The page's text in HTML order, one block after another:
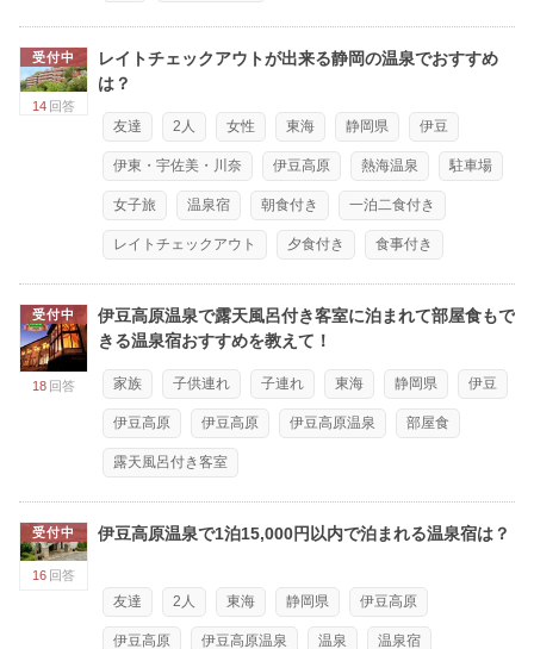
受付中
14 回答
レイトチェックアウトが出来る静岡の温泉でおすすめ
は？
友達 2人 女性 東海 静岡県 伊豆
伊東・宇佐美・川奈 伊豆高原 熱海温泉 駐車場
女子旅 温泉宿 朝食付き 一泊二食付き
レイトチェックアウト 夕食付き 食事付き
受付中
18 回答
伊豆高原温泉で露天風呂付き客室に泊まれて部屋食もで
きる温泉宿おすすめを教えて！
家族 子供連れ 子連れ 東海 静岡県 伊豆
伊豆高原 伊豆高原 伊豆高原温泉 部屋食
露天風呂付き客室
受付中
16 回答
伊豆高原温泉で1泊15,000円以内で泊まれる温泉宿は？
友達 2人 東海 静岡県 伊豆高原
伊豆高原 伊豆高原温泉 温泉 温泉宿